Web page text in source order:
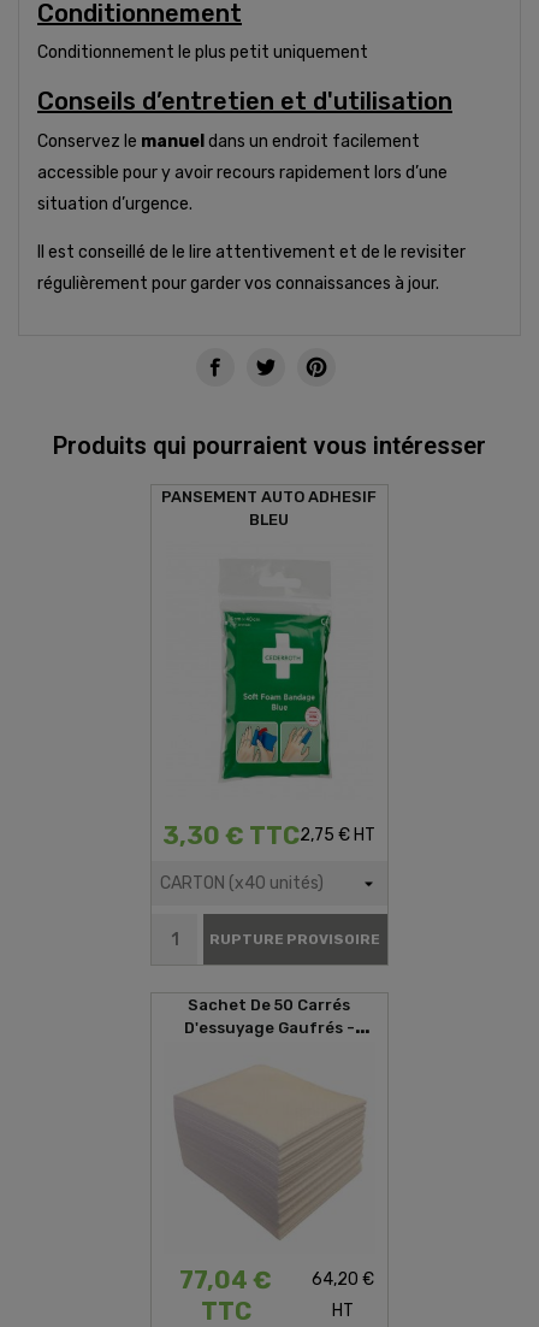
Conditionnement
Conditionnement le plus petit uniquement
Conseils d’entretien et d'utilisation
Conservez le manuel dans un endroit facilement
accessible pour y avoir recours rapidement lors d’une
situation d’urgence.
Il est conseillé de le lire attentivement et de le revisiter
régulièrement pour garder vos connaissances à jour.
Produits qui pourraient vous intéresser
PANSEMENT AUTO ADHESIF
BLEU
3,30 € TTC2,75 € HT
RUPTURE PROVISOIRE
Sachet De 50 Carrés
D'essuyage Gaufrés -
77,04 €
TTC
64,20 €
HT